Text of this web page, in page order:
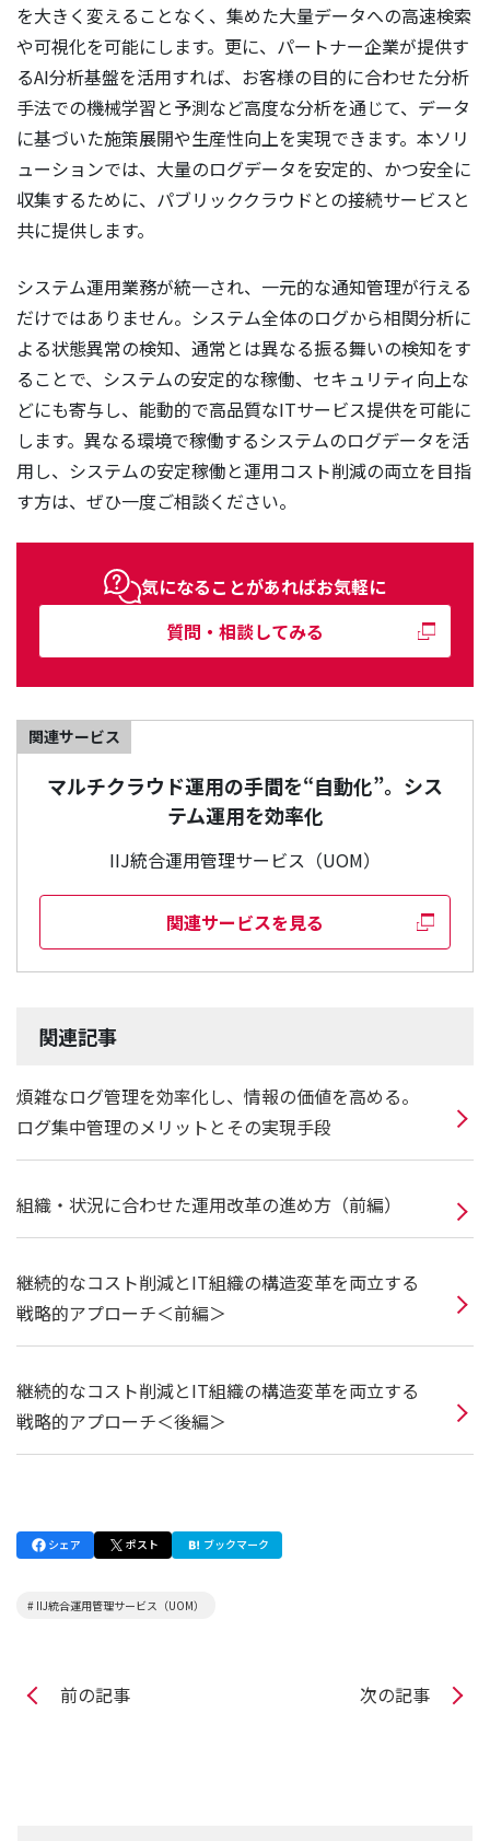
を大きく変えることなく、集めた大量データへの高速検索
や可視化を可能にします。更に、パートナー企業が提供す
るAI分析基盤を活用すれば、お客様の目的に合わせた分析
手法での機械学習と予測など高度な分析を通じて、データ
に基づいた施策展開や生産性向上を実現できます。本ソリ
ューションでは、大量のログデータを安定的、かつ安全に
収集するために、パブリッククラウドとの接続サービスと
共に提供します。
システム運用業務が統一され、一元的な通知管理が行える
だけではありません。システム全体のログから相関分析に
よる状態異常の検知、通常とは異なる振る舞いの検知をす
ることで、システムの安定的な稼働、セキュリティ向上な
どにも寄与し、能動的で高品質なITサービス提供を可能に
します。異なる環境で稼働するシステムのログデータを活
用し、システムの安定稼働と運用コスト削減の両立を目指
す方は、ぜひ一度ご相談ください。
気になることがあればお気軽に
質問・相談してみる
関連サービス
マルチクラウド運用の手間を“自動化”。シス
テム運用を効率化
IIJ統合運用管理サービス（UOM）
関連サービスを見る
関連記事
煩雑なログ管理を効率化し、情報の価値を高める。
ログ集中管理のメリットとその実現手段
組織・状況に合わせた運用改革の進め方（前編）
継続的なコスト削減とIT組織の構造変革を両立する
戦略的アプローチ＜前編＞
継続的なコスト削減とIT組織の構造変革を両立する
戦略的アプローチ＜後編＞
シェア ポスト ブックマーク
# IIJ統合運用管理サービス（UOM）
前の記事 次の記事